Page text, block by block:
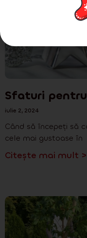
Sfaturi
iulie 2, 2024
Când să începeți să
cele mai gustoase în
Citește mai mult >